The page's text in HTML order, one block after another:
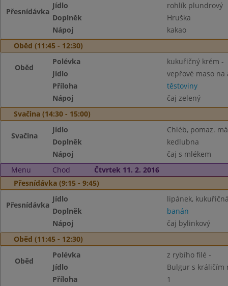
Přesnídávka
Jídlo
rohlík plundrový
Doplněk
Hruška
Nápoj
kakao
Oběd (11:45 - 12:30)
Oběd
Polévka
kukuřičný krém -
Jídlo
vepřové maso na
Příloha
těstoviny
Nápoj
čaj zelený
Svačina (14:30 - 15:00)
Svačina
Jídlo
Chléb, pomaz.
Doplněk
kedlubna
Nápoj
čaj s mlékem
Menu
Chod
Čtvrtek 11. 2. 2016
Přesnídávka (9:15 - 9:45)
Přesnídávka
Jídlo
lipánek,
Doplněk
banán
Nápoj
čaj bylinkový
Oběd (11:45 - 12:30)
Oběd
Polévka
z rybího filé -
Jídlo
Bulgur s králičím
Příloha
1